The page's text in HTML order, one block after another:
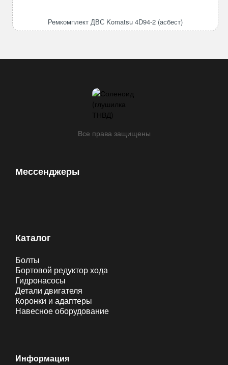
4D94-
Ремкомплект ДВС Komatsu 4D94-2 (асбест)
Все права защищены
Мессенджеры
Каталог
Болты
Бортовой редуктор хода
Гидронасосы
Детали двигателя
Коронки и адаптеры
Навесное оборудование
Информация